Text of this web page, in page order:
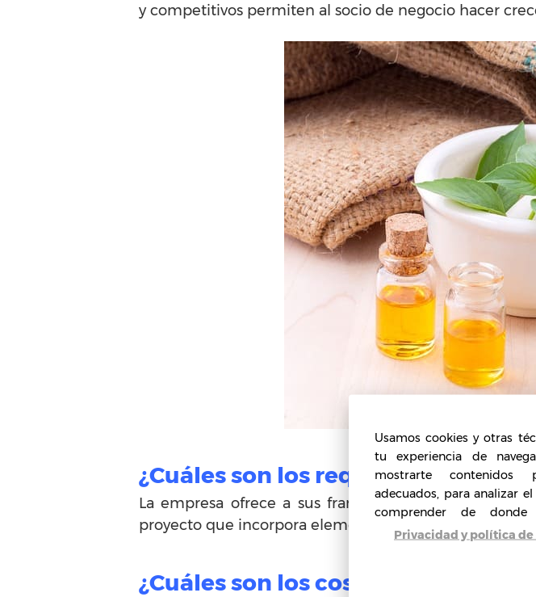
y competitivos permiten al socio de negocio hacer
¿Cuáles son los requisitos de la
La empresa ofrece a sus franquiciados poder
proyecto que incorpora elementos innovadores a
¿Cuáles son los costes de la
Usamos cookies y otras
tu experiencia de
mostrarte contenidos
adecuados, para analizar
comprender de donde
Privacidad y política de